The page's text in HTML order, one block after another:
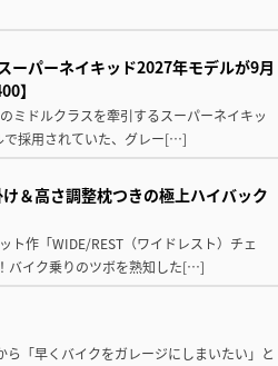
ーパーネイキッド2027年モデルが9月
】
ミドルクラスを牽引するスーパーネイキッ
で採用されていた、グレー[…]
＆高さ調整枕つきの極上ハイバック
ト作「WIDE/REST（ワイドレスト）チェ
バイク乗りのツボを熟知した[…]
「早くバイクをガレージにしまいたい」と